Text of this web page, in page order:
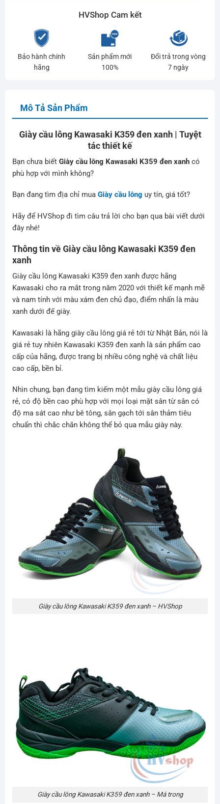
HVShop Cam kết
Bảo hành chính
hãng
Sản phẩm mới
100%
Đổi trả trong vòng
7 ngày
Mô Tả Sản Phẩm
Giày cầu lông Kawasaki K359 đen xanh | Tuyệt
tác thiết kế
Bạn chưa biết Giày cầu lông Kawasaki K359 đen xanhcó
phù hợp với mình không?
Bạn đang tìm địa chỉ mua Giày cầu lông uy tín, giá tốt?
Hãy để HVShopđi tìm câu trả lời cho bạn qua bài viết dưới
đây nhé!
Thông tin về Giày cầu lông Kawasaki K359 đen
xanh
Giày cầu lông Kawasaki K359 đen xanh được hãng
Kawasaki cho ra mắt trong năm 2020 với thiết kế mạnh mẽ
và nam tính với màu xám đen chủ đạo, điểm nhấn là màu
xanh dưới đế giày.
Kawasaki là hãng giày cầu lông giá rẻ tới từ Nhật Bản, nói là
giá rẻ tuy nhiên Kawasaki K359 đen xanh là sản phẩm cao
cấp của hãng, được trang bị nhiều công nghệ và chất liệu
cao cấp, bền bỉ.
Nhìn chung, bạn đang tìm kiếm một mẫu giày cầu lông giá
rẻ, có độ bền cao phù hợp với mọi loại mặt sân từ sân có
độ ma sát cao như bê tông, sân gạch tới sân thảm tiêu
chuẩn thì chắc chắn không thể bỏ qua mẫu giày này.
Giày cầu lông Kawasaki K359 đen xanh – HVShop
Giày cầu lông Kawasaki K359 đen xanh – Má trong